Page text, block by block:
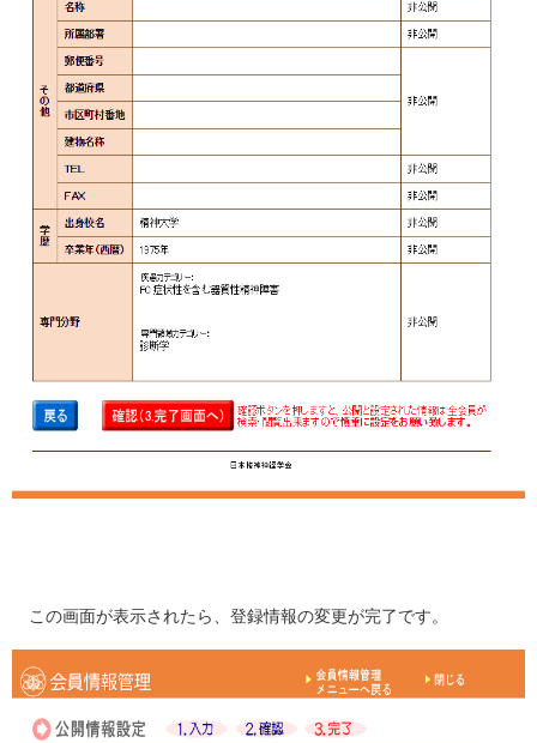
この画面が表示されたら、登録情報の変更が完了です。